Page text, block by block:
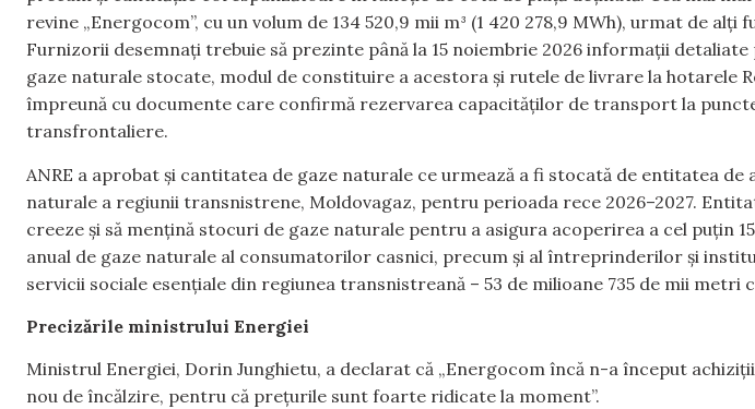
revine „Energocom”, cu un volum de 134 520,9 mii m³ (1 420 278,9 MWh), urmat de alți
Furnizorii desemnați trebuie să prezinte până la 15 noiembrie 2026 informații
gaze naturale stocate, modul de constituire a acestora și rutele de livrare la hotarele
împreună cu documente care confirmă rezervarea capacităților de transport la
transfrontaliere.
ANRE a aprobat și cantitatea de gaze naturale ce urmează a fi stocată de entitatea de
naturale a regiunii transnistrene, Moldovagaz, pentru perioada rece 2026–2027.
creeze și să mențină stocuri de gaze naturale pentru a asigura acoperirea a cel puțin
anual de gaze naturale al consumatorilor casnici, precum și al întreprinderilor și
servicii sociale esențiale din regiunea transnistreană – 53 de milioane 735 de mii metri
Precizările ministrului Energiei
Ministrul Energiei, Dorin Junghietu, a declarat că „Energocom încă n-a început
nou de încălzire, pentru că prețurile sunt foarte ridicate la moment”.